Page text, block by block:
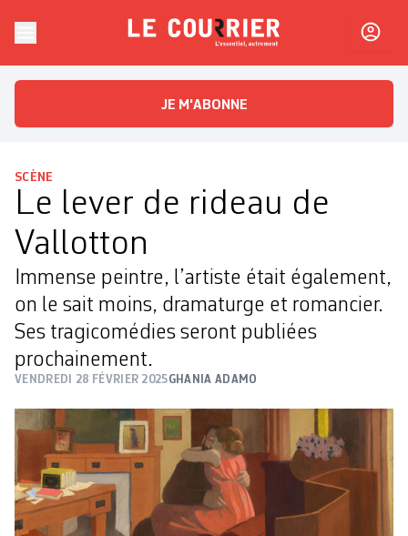
Le CourrierL'essentiel, autrement
JE M'ABONNE
SCÈNE
Le lever de rideau de
Vallotton
Immense peintre, l’artiste était également,
on le sait moins, dramaturge et romancier.
Ses tragicomédies seront publiées
prochainement.
VENDREDI 28 FÉVRIER 2025GHANIA ADAMO